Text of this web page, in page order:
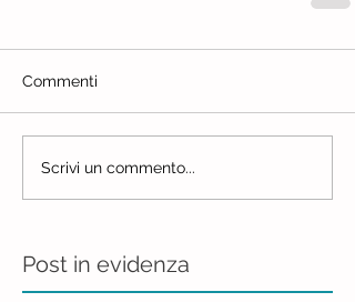
Commenti
Scrivi un commento...
Post in evidenza